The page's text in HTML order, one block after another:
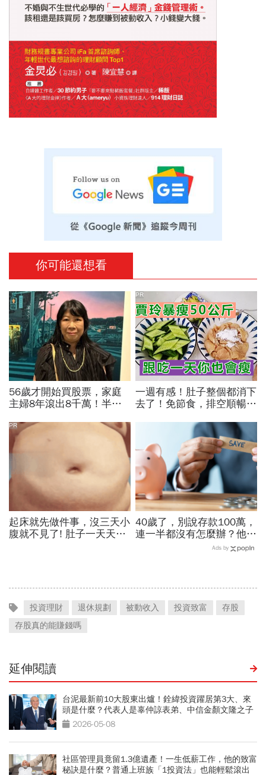
你可能還想看
56歲才開始買股票，家庭
主婦8年滾出8千萬！半年
殺在最低點」...她靠3個心
法翻身
一週有感！肚子整個都消下
去了！免節食，排空順暢就
PR
起床就先做件事，沒三天小
腹就不見了! 肚子一天天變
PR
40歲了，別說存款100萬，
連一半都沒有怎麼辦？他5
年從零存到500萬：「無痛
Ads by
投資理財 退休規劃 被動收入 投資致富
存股
存股真的能賺錢嗎
延伸閱讀
台泥最新前10大股東出爐！銓緯投資躍居第3大、來
頭是什麼？代表人是辜仲諒表弟、中信金顏文隆之子
2026-05-08
社區管理員竟留1.3億遺產！一生低薪工作，他的致富
秘訣是什麼？普通上班族「1投資法」也能輕鬆滾出